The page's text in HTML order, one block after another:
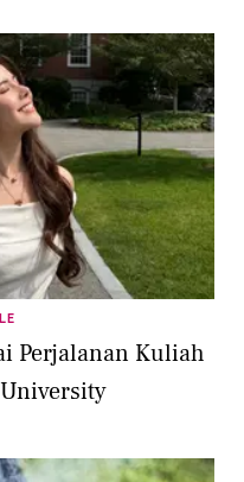
Perjalanan Kuliah